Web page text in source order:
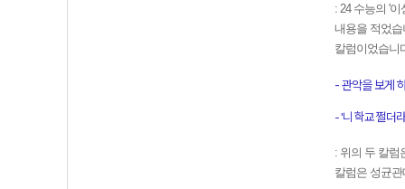
: 24 수능의 '
내용을 적었
칼럼이었습니
- 관악을 보게
- '니 학교 쩔더
: 위의 두 칼럼
칼럼은 성균